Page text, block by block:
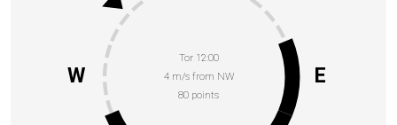
Tor 12:00
4 m/s from NW
80 points
E
W